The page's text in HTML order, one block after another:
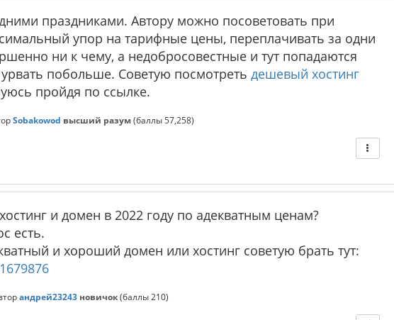
праздниками. Автору можно посоветовать при
упор на тарифные цены, переплачивать за одни
ни к чему, а недобросовестные и тут попадаются
побольше. Советую посмотреть дешевый хостинг
пройдя по ссылке.
Sobakowod высший разум(баллы57,258)
и домен в 2022 году по адекватным ценам?
есть.
и хороший домен или хостинг советую брать тут:
андрей23243 новичок(баллы210)